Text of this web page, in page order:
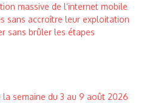
massive de l’internet mobile
sans accroître leur exploitation
sans brûler les étapes
la semaine du 3 au 9 août 2026